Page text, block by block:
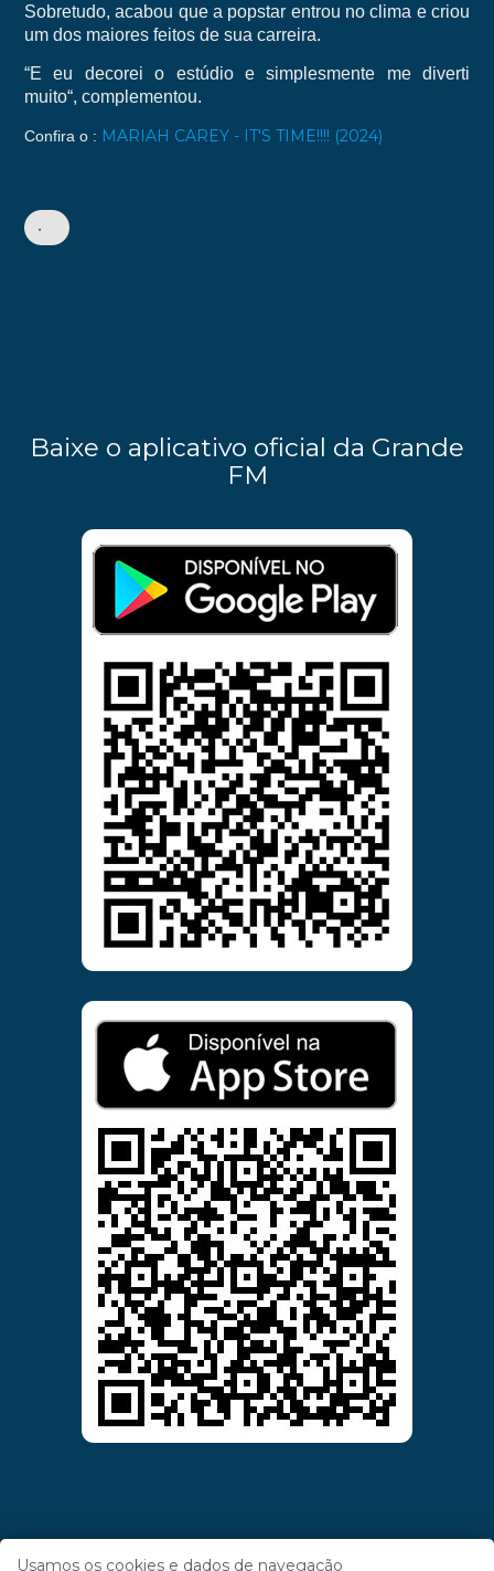
Sobretudo, acabou que a popstar entrou no clima e criou
um dos maiores feitos de sua carreira.
“E eu decorei o estúdio e simplesmente me diverti
muito“, complementou.
Confira o : MARIAH CAREY - IT'S TIME!!!! (2024)
•
Baixe o aplicativo oficial da Grande
FM
Usamos os cookies e dados de navegação